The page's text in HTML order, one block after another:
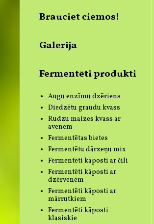
Brauciet ciemos!
Galerija
Fermentēti produkti
Augu enzīmu dzēriens
Diedzētu graudu kvass
Rudzu maizes kvass ar
avenēm
Fermentētas bietes
Fermentētu dārzeņu mix
Fermentēti kāposti ar čili
Fermentēti kāposti ar
dzērvenēm
Fermentēti kāposti ar
mārrutkiem
Fermentēti kāposti
klasiskie